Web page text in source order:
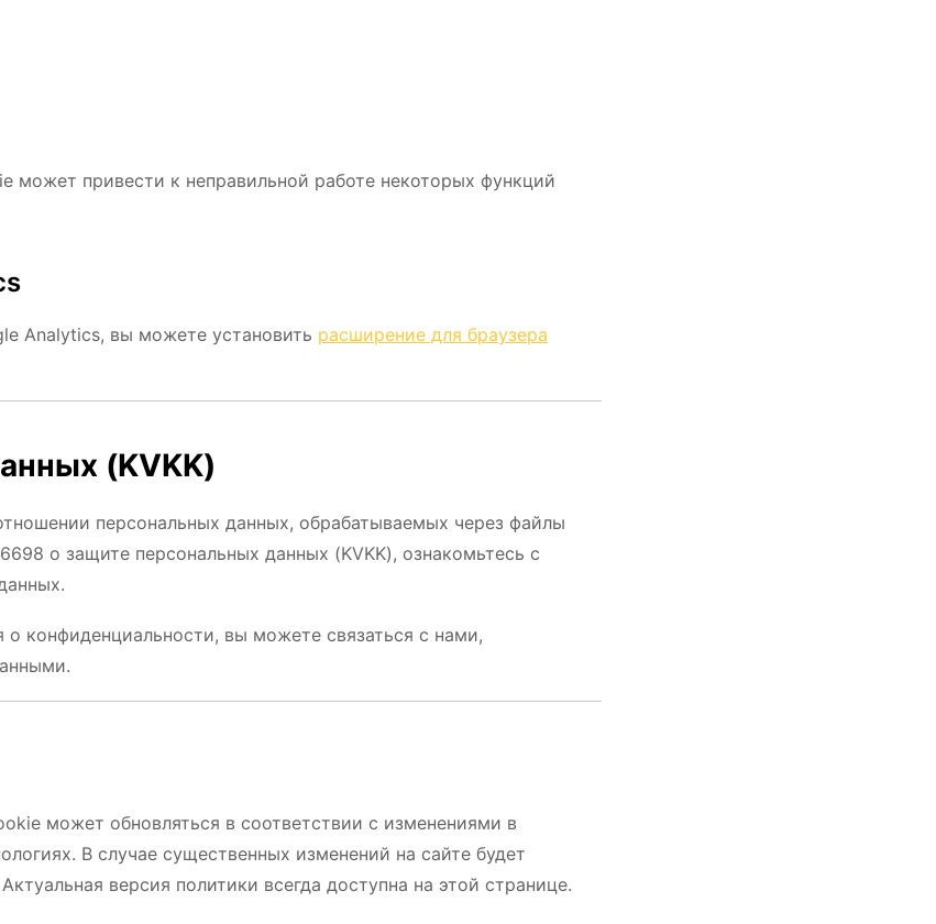
может привести к неправильной работе некоторых функций
Analytics, вы можете установить расширение для браузера
(KVKK)
персональных данных, обрабатываемых через файлы
о защите персональных данных (KVKK), ознакомьтесь с
конфиденциальности, вы можете связаться с нами,
может обновляться в соответствии с изменениями в
В случае существенных изменений на сайте будет
версия политики всегда доступна на этой странице.